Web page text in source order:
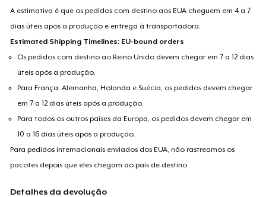
A estimativa é que os pedidos com destino aos EUA cheguem em 4 a 7
dias úteis após a produção e entrega à transportadora.
Estimated Shipping Timelines: EU-bound orders
Os pedidos com destino ao Reino Unido devem chegar em 7 a 12 dias
úteis após a produção.
Para França, Alemanha, Holanda e Suécia, os pedidos devem chegar
em 7 a 12 dias úteis após a produção.
Para todos os outros países da Europa, os pedidos devem chegar em
10 a 16 dias úteis após a produção.
Para pedidos internacionais enviados dos EUA, não rastreamos os
pacotes depois que eles chegam ao país de destino.
Detalhes da devolução